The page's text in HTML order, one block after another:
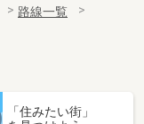
路線一覧
「住みたい街」